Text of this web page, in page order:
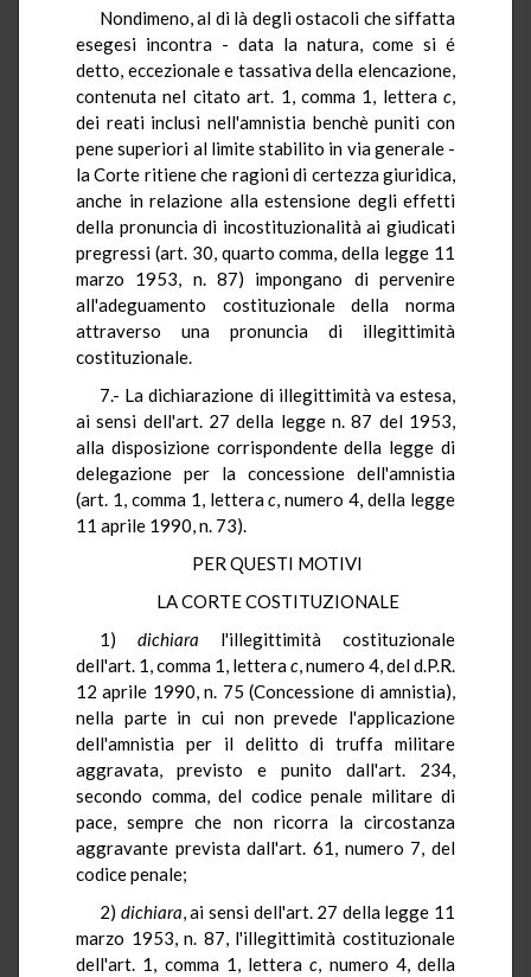
Nondimeno, al di là degli ostacoli che siffatta
esegesi incontra - data la natura, come si é
detto, eccezionale e tassativa della elencazione,
contenuta nel citato art. 1, comma 1, lettera c,
dei reati inclusi nell'amnistia benchè puniti con
pene superiori al limite stabilito in via generale -
la Corte ritiene che ragioni di certezza giuridica,
anche in relazione alla estensione degli effetti
della pronuncia di incostituzionalità ai giudicati
pregressi (art. 30, quarto comma, della legge 11
marzo 1953, n. 87) impongano di pervenire
all'adeguamento costituzionale della norma
attraverso una pronuncia di illegittimità
costituzionale.
7.- La dichiarazione di illegittimità va estesa,
ai sensi dell'art. 27 della legge n. 87 del 1953,
alla disposizione corrispondente della legge di
delegazione per la concessione dell'amnistia
(art. 1, comma 1, letterac, numero 4, della legge
11 aprile 1990, n. 73).
PER QUESTI MOTIVI
LA CORTE COSTITUZIONALE
1) dichiara l'illegittimità costituzionale
dell'art. 1, comma 1, letterac, numero 4, del d.P.R.
12 aprile 1990, n. 75 (Concessione di amnistia),
nella parte in cui non prevede l'applicazione
dell'amnistia per il delitto di truffa militare
aggravata, previsto e punito dall'art. 234,
secondo comma, del codice penale militare di
pace, sempre che non ricorra la circostanza
aggravante prevista dall'art. 61, numero 7, del
codice penale;
2) dichiara, ai sensi dell'art. 27 della legge 11
marzo 1953, n. 87, l'illegittimità costituzionale
dell'art. 1, comma 1, letterac, numero 4, della